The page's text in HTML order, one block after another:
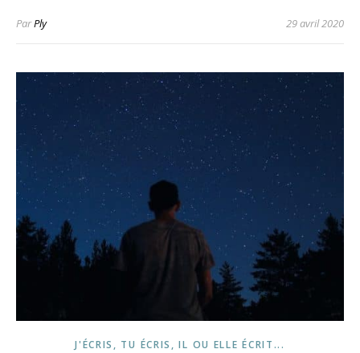
ParPly 29 avril 2020
J'ÉCRIS, TU ÉCRIS, IL OU ELLE ÉCRIT...